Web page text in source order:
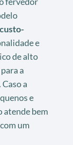
custo-
e
de alto
a
a
e
atende bem
um